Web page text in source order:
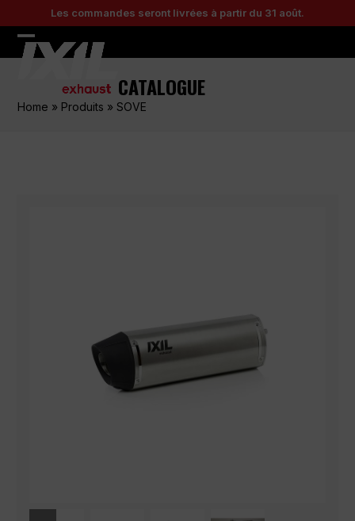
to
content
Les commandes seront livrées à partir du 31 août.
Open
menu
Close
menu
CATALOGUE
Home » Produits »SOVE